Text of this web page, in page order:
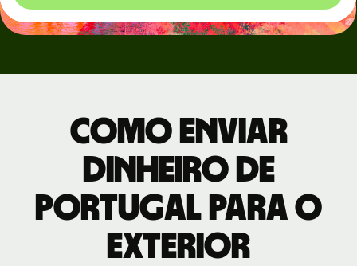
Como enviar
dinheiro de
Portugal para o
exterior